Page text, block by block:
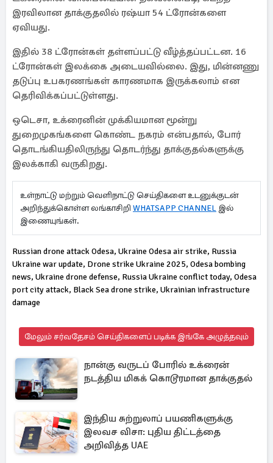
இரவிலான தாக்குதலில் ரஷ்யா 54 ட்ரோன்களை
ஏவியது.
இதில் 38 ட்ரோன்கள் தள்ளப்பட்டு வீழ்த்தப்பட்டன. 16
ட்ரோன்கள் இலக்கை அடையவில்லை. இது, மின்னணு
தடுப்பு உபகரணங்கள் காரணமாக இருக்கலாம் என
தெரிவிக்கப்பட்டுள்ளது.
ஒடெசா, உக்ரைனின் முக்கியமான மூன்று
துறைமுகங்களை கொண்ட நகரம் என்பதால், போர்
தொடங்கியதிலிருந்து தொடர்ந்து தாக்குதல்களுக்கு
இலக்காகி வருகிறது.
உள்நாட்டு மற்றும் வெளிநாட்டு செய்திகளை உடனுக்குடன்
அறிந்துக்கொள்ள லங்காசிறி WHATSAPP CHANNEL இல்
இணையுங்கள்.
Russian drone attack Odesa, Ukraine Odesa air strike, Russia
Ukraine war update, Drone strike Ukraine 2025, Odesa bombing
news, Ukraine drone defense, Russia Ukraine conflict today, Odesa
port city attack, Black Sea drone strike, Ukrainian infrastructure
damage
மேலும் சர்வதேசம் செய்திகளைப் படிக்க இங்கே அழுத்தவும்
நான்கு வருடப் போரில் உக்ரைன்
நடத்திய மிகக் கொடூரமான தாக்குதல்
இந்திய சுற்றுலாப் பயணிகளுக்கு
இலவச விசா: புதிய திட்டத்தை
அறிவித்த UAE